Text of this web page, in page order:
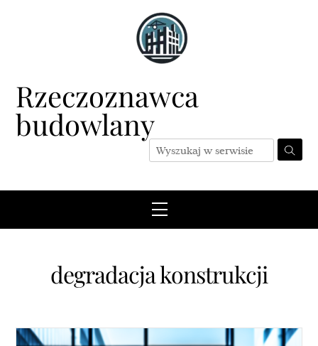
Rzeczoznawca
budowlany
Menu
degradacja konstrukcji